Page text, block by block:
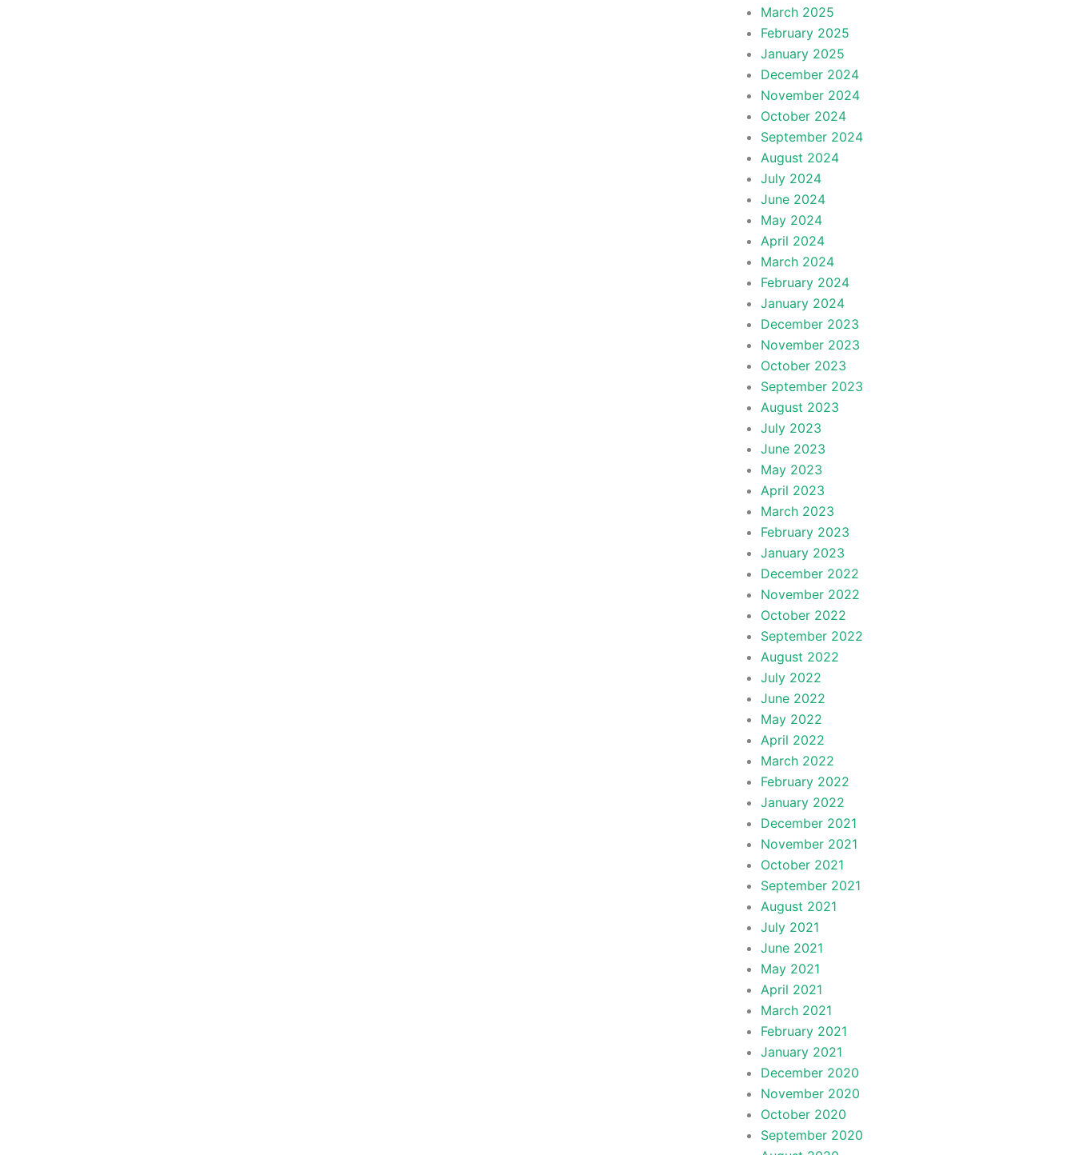
March 2025
February 2025
January 2025
December 2024
November 2024
October 2024
September 2024
August 2024
July 2024
June 2024
May 2024
April 2024
March 2024
February 2024
January 2024
December 2023
November 2023
October 2023
September 2023
August 2023
July 2023
June 2023
May 2023
April 2023
March 2023
February 2023
January 2023
December 2022
November 2022
October 2022
September 2022
August 2022
July 2022
June 2022
May 2022
April 2022
March 2022
February 2022
January 2022
December 2021
November 2021
October 2021
September 2021
August 2021
July 2021
June 2021
May 2021
April 2021
March 2021
February 2021
January 2021
December 2020
November 2020
October 2020
September 2020